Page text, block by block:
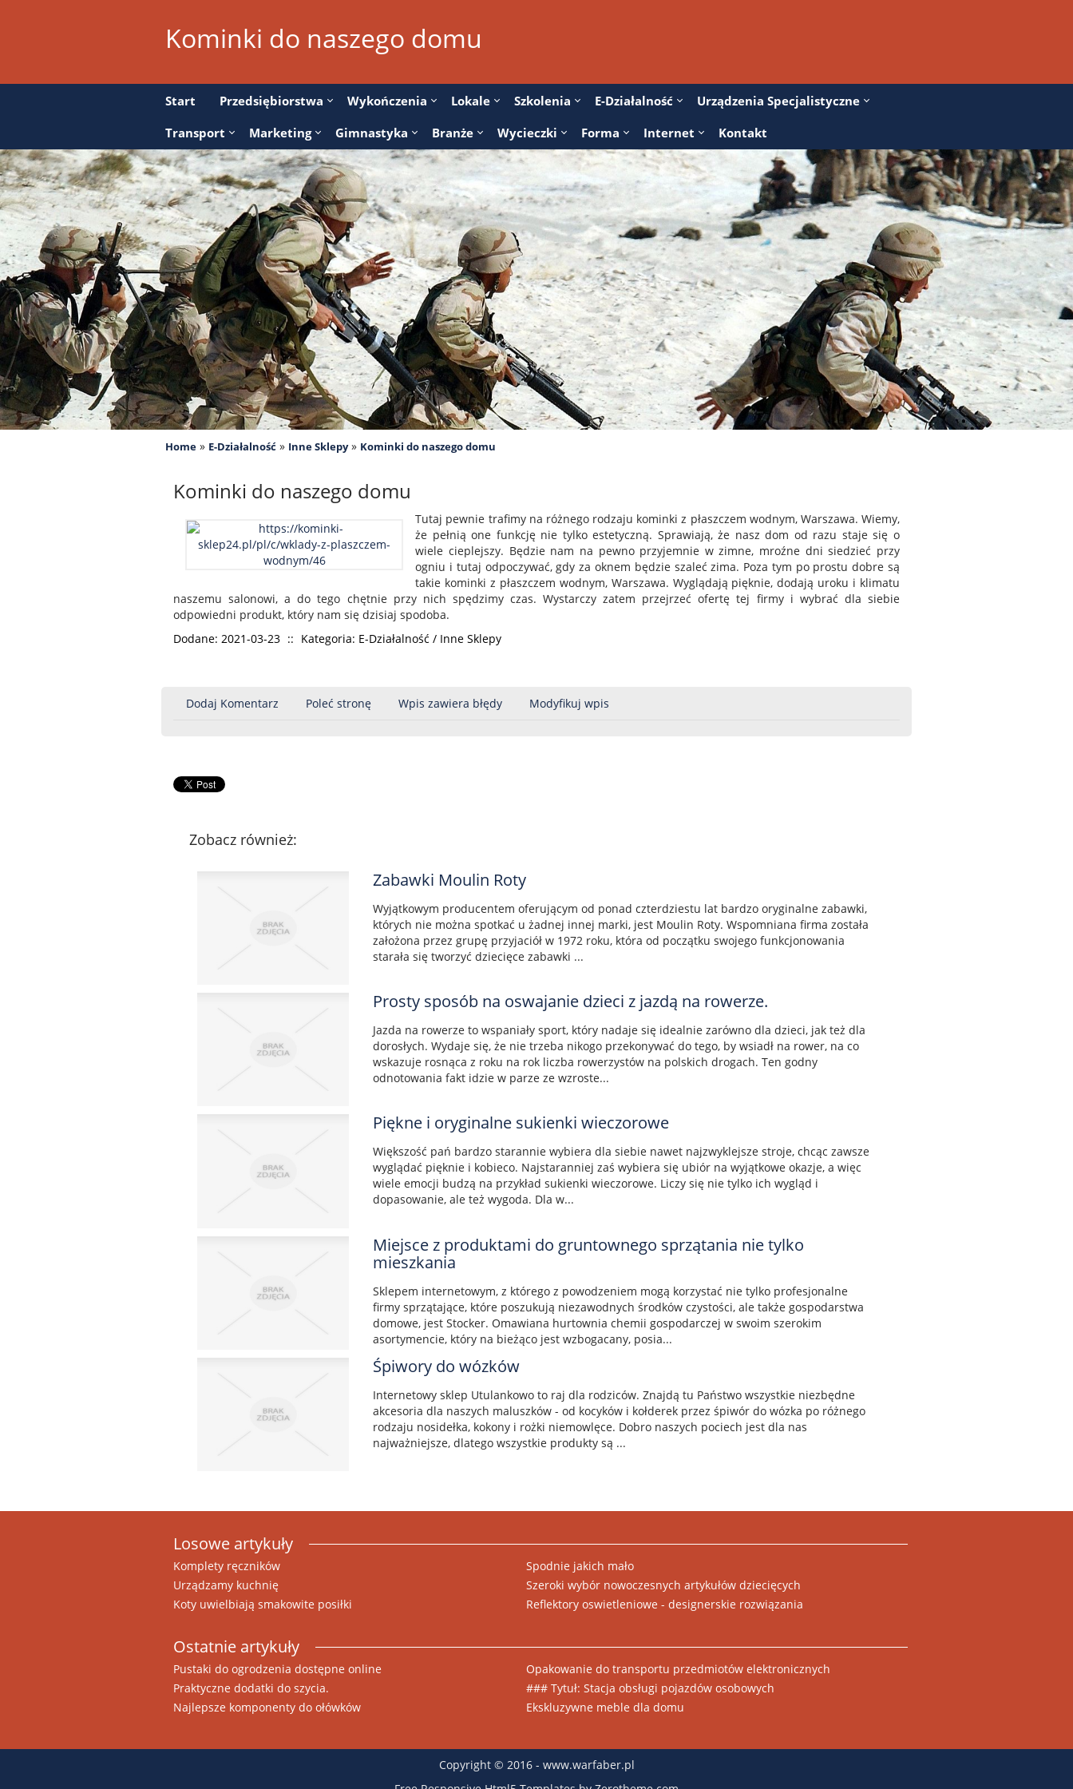
Kominki do naszego domu
Start Przedsiębiorstwa Wykończenia Lokale Szkolenia E-Działalność
Urządzenia Specjalistyczne
Transport
Marketing Gimnastyka Branże Wycieczki Forma Internet Kontakt
Home » E-Działalność » Inne Sklepy» Kominki do naszego domu
Kominki do naszego domu
Tutaj pewnie trafimy na różnego rodzaju kominki z płaszczem wodnym, Warszawa. Wiemy,
że pełnią one funkcję nie tylko estetyczną. Sprawiają, że nasz dom od razu staje się o
wiele cieplejszy. Będzie nam na pewno przyjemnie w zimne, mroźne dni siedzieć przy
ogniu i tutaj odpoczywać, gdy za oknem będzie szaleć zima. Poza tym po prostu dobre są
takie kominki z płaszczem wodnym, Warszawa. Wyglądają pięknie, dodają uroku i klimatu
naszemu salonowi, a do tego chętnie przy nich spędzimy czas. Wystarczy zatem przejrzeć ofertę tej firmy i wybrać dla siebie
odpowiedni produkt, który nam się dzisiaj spodoba.
Dodane: 2021-03-23 :: Kategoria: E-Działalność / Inne Sklepy
Dodaj Komentarz Poleć stronę Wpis zawiera błędy Modyfikuj wpis
Zobacz również:
Zabawki Moulin Roty
Wyjątkowym producentem oferującym od ponad czterdziestu lat bardzo oryginalne zabawki,
których nie można spotkać u żadnej innej marki, jest Moulin Roty. Wspomniana firma została
założona przez grupę przyjaciół w 1972 roku, która od początku swojego funkcjonowania
starała się tworzyć dziecięce zabawki ...
Prosty sposób na oswajanie dzieci z jazdą na rowerze.
Jazda na rowerze to wspaniały sport, który nadaje się idealnie zarówno dla dzieci, jak też dla
dorosłych. Wydaje się, że nie trzeba nikogo przekonywać do tego, by wsiadł na rower, na co
wskazuje rosnąca z roku na rok liczba rowerzystów na polskich drogach. Ten godny
odnotowania fakt idzie w parze ze wzroste...
Piękne i oryginalne sukienki wieczorowe
Większość pań bardzo starannie wybiera dla siebie nawet najzwyklejsze stroje, chcąc zawsze
wyglądać pięknie i kobieco. Najstaranniej zaś wybiera się ubiór na wyjątkowe okazje, a więc
wiele emocji budzą na przykład sukienki wieczorowe. Liczy się nie tylko ich wygląd i
dopasowanie, ale też wygoda. Dla w...
Miejsce z produktami do gruntownego sprzątania nie tylko
mieszkania
Sklepem internetowym, z którego z powodzeniem mogą korzystać nie tylko profesjonalne
firmy sprzątające, które poszukują niezawodnych środków czystości, ale także gospodarstwa
domowe, jest Stocker. Omawiana hurtownia chemii gospodarczej w swoim szerokim
asortymencie, który na bieżąco jest wzbogacany, posia...
Śpiwory do wózków
Internetowy sklep Utulankowo to raj dla rodziców. Znajdą tu Państwo wszystkie niezbędne
akcesoria dla naszych maluszków - od kocyków i kołderek przez śpiwór do wózka po różnego
rodzaju nosidełka, kokony i rożki niemowlęce. Dobro naszych pociech jest dla nas
najważniejsze, dlatego wszystkie produkty są ...
Losowe artykuły
Komplety ręczników
Spodnie jakich mało
Urządzamy kuchnię
Szeroki wybór nowoczesnych artykułów dziecięcych
Koty uwielbiają smakowite posiłki
Reflektory oswietleniowe - designerskie rozwiązania
Ostatnie artykuły
Pustaki do ogrodzenia dostępne online
Opakowanie do transportu przedmiotów elektronicznych
Praktyczne dodatki do szycia.
### Tytuł: Stacja obsługi pojazdów osobowych
Najlepsze komponenty do ołówków
Ekskluzywne meble dla domu
Copyright © 2016 - www.warfaber.pl